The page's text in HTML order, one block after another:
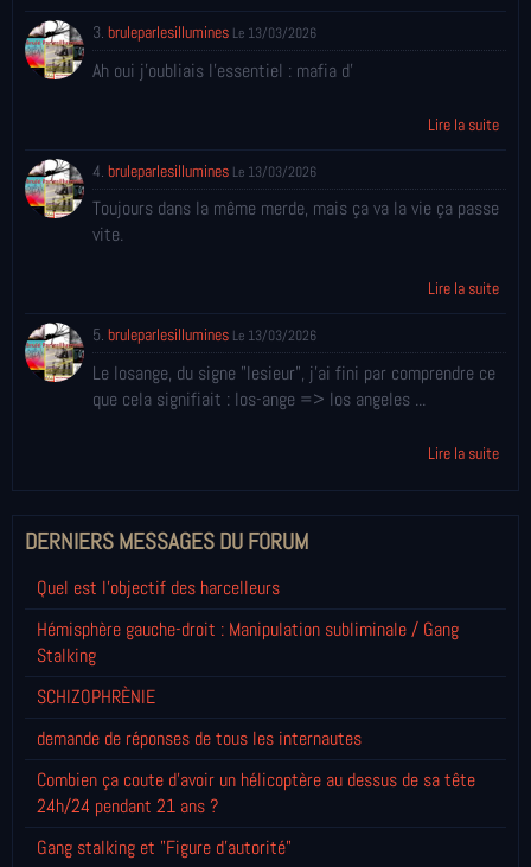
3. bruleparlesillumines Le 13/03/2026
Ah oui j'oubliais l'essentiel : mafia d'
Lire la suite
4. bruleparlesillumines Le 13/03/2026
Toujours dans la même merde, mais ça va la vie ça passe
vite.
Lire la suite
5. bruleparlesillumines Le 13/03/2026
Le losange, du signe "lesieur", j'ai fini par comprendre ce
que cela signifiait : los-ange => los angeles ...
Lire la suite
DERNIERS MESSAGES DU FORUM
Quel est l'objectif des harcelleurs
Hémisphère gauche-droit : Manipulation subliminale / Gang
Stalking
SCHIZOPHRÈNIE
demande de réponses de tous les internautes
Combien ça coute d'avoir un hélicoptère au dessus de sa tête
24h/24 pendant 21 ans ?
Gang stalking et "Figure d'autorité"